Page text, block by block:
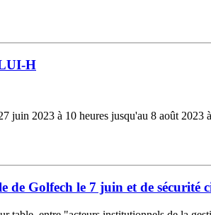
H
2023 à 10 heures jusqu'au 8 août 2023
de Golfech le 7 juin et de sécurité